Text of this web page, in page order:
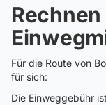
Für die Route von
für sich:
Die Einweggebühr